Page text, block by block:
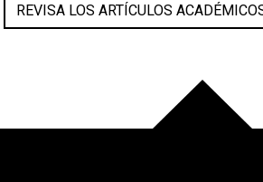
REVISA LOS ARTÍCULOS